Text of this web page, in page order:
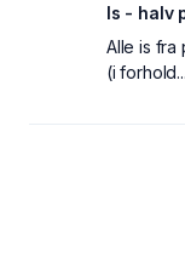
Is - halv
Alle is fra
(i forhold...